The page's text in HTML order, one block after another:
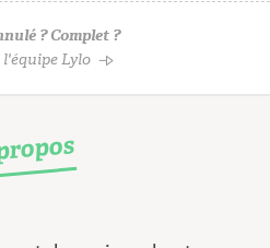
? Complet ?
Lylo